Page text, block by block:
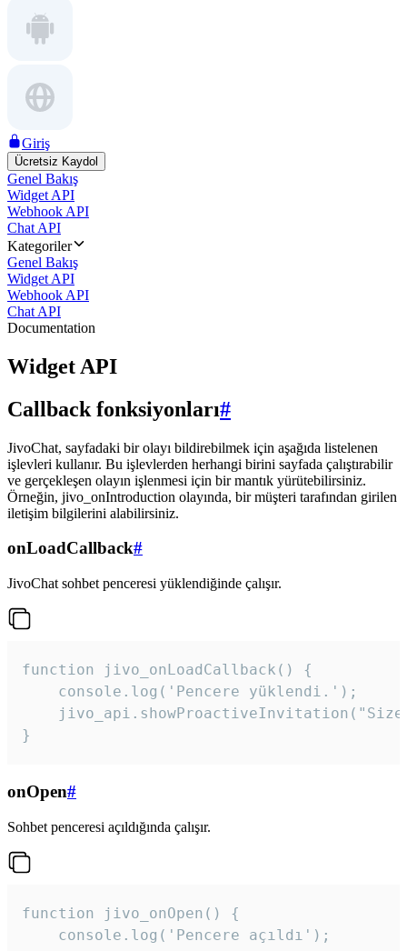
Giriş
Ücretsiz Kaydol
Genel Bakış
Widget API
Webhook API
Chat API
Kategoriler
Genel Bakış
Widget API
Webhook API
Chat API
Documentation
Widget API
Callback fonksiyonları#
JivoChat, sayfadaki bir olayı bildirebilmek için aşağıda listelenen
işlevleri kullanır. Bu işlevlerden herhangi birini sayfada çalıştırabilir
ve gerçekleşen olayın işlenmesi için bir mantık yürütebilirsiniz.
Örneğin, jivo_onIntroduction olayında, bir müşteri tarafından girilen
iletişim bilgilerini alabilirsiniz.
onLoadCallback#
JivoChat sohbet penceresi yüklendiğinde çalışır.
function jivo_onLoadCallback() {
    console.log('Pencere yüklendi.');
}
onOpen#
Sohbet penceresi açıldığında çalışır.
function jivo_onOpen() {
    console.log('Pencere açıldı');